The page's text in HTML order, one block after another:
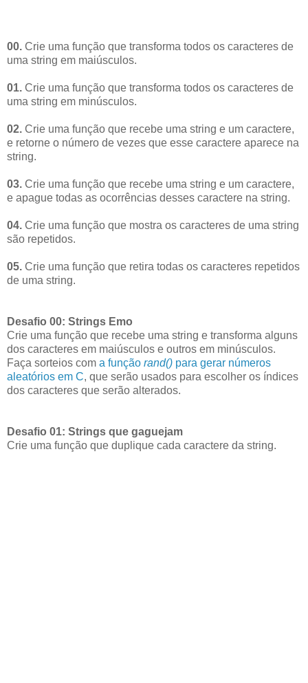
00. Crie uma função que transforma todos os caracteres de
uma string em maiúsculos.
01. Crie uma função que transforma todos os caracteres de
uma string em minúsculos.
02. Crie uma função que recebe uma string e um caractere,
e retorne o número de vezes que esse caractere aparece na
string.
03. Crie uma função que recebe uma string e um caractere,
e apague todas as ocorrências desses caractere na string.
04. Crie uma função que mostra os caracteres de uma string
são repetidos.
05. Crie uma função que retira todas os caracteres repetidos
de uma string.
Desafio 00: Strings Emo
Crie uma função que recebe uma string e transforma alguns
dos caracteres em maiúsculos e outros em minúsculos.
Faça sorteios com a função rand() para gerar números
aleatórios em C, que serão usados para escolher os índices
dos caracteres que serão alterados.
Desafio 01: Strings que gaguejam
Crie uma função que duplique cada caractere da string.